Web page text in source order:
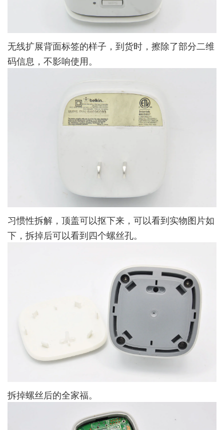
无线扩展背面标签的样子，到货时，擦除了部分二维
码信息，不影响使用。
习惯性拆解，顶盖可以抠下来，可以看到实物图片如
下，拆掉后可以看到四个螺丝孔。
拆掉螺丝后的全家福。